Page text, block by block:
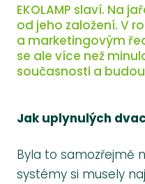
EKOLAMP slaví. Na
od jeho založení. V
a marketingovým
se ale více než
současnosti a
Jak uplynulých
Byla to samozřejmě
systémy si musely